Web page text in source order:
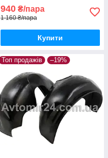
940 ₴/пара
1 160 ₴/пара
Купити
Топ продажів –19%